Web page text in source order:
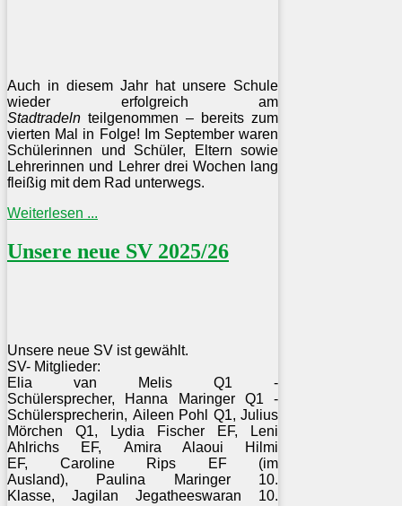
Auch in diesem Jahr hat unsere Schule
wieder erfolgreich am
Stadtradeln teilgenommen – bereits zum
vierten Mal in Folge! Im September waren
Schülerinnen und Schüler, Eltern sowie
Lehrerinnen und Lehrer drei Wochen lang
fleißig mit dem Rad unterwegs.
Weiterlesen ...
Unsere neue SV 2025/26
Unsere neue SV ist gewählt.
SV- Mitglieder:
Elia van Melis Q1 -
Schülersprecher, Hanna Maringer Q1 -
Schülersprecherin, Aileen Pohl Q1,Julius
Mörchen Q1,
Lydia Fischer EF,
Leni
Ahlrichs EF, Amira Alaoui Hilmi
EF, Caroline Rips EF (im
Ausland), Paulina Maringer 10.
Klasse,Jagilan Jegatheeswaran 10.